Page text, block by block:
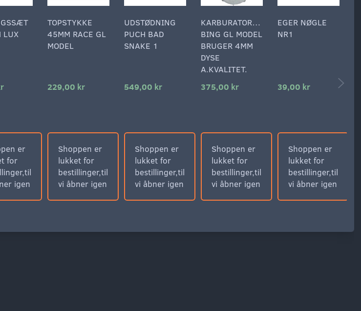
LUX
er
for
igen
TOPSTYKKE
45MM RACE GL
MODEL
229,00 kr
Shoppen er
lukket for
bestillinger,til
vi åbner igen
UDSTØDNING
PUCH BAD
SNAKE 1
549,00 kr
Shoppen er
lukket for
bestillinger,til
vi åbner igen
KARBURATOR15MM
BING GL MODEL
BRUGER 4MM
DYSE
A.KVALITET.
375,00 kr
Shoppen er
lukket for
bestillinger,til
vi åbner igen
EGER NØGLE
NR1
39,00 kr
Shoppen er
lukket for
bestillinger,til
vi åbner igen